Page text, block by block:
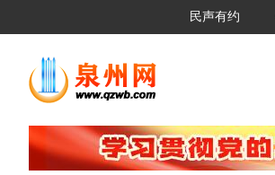
民声有约